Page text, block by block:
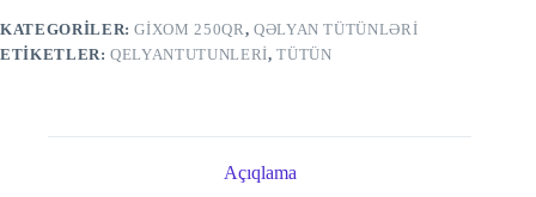
KATEGORILER:GİXOM 250QR , QƏLYAN TÜTÜNLƏRI
ETIKETLER:QELYANTUTUNLERI,TÜTÜN
Açıqlama